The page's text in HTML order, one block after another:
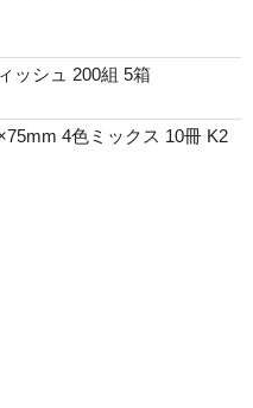
ッシュ 200組 5箱
4色ミックス 10冊 K2